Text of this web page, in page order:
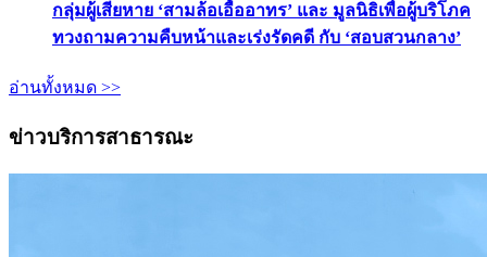
กลุ่มผู้เสียหาย ‘สามล้อเอื้ออาทร’ และ มูลนิธิเพื่อผู้บริโภค
ทวงถามความคืบหน้าและเร่งรัดคดี กับ ‘สอบสวนกลาง’
อ่านทั้งหมด >>
ข่าวบริการสาธารณะ